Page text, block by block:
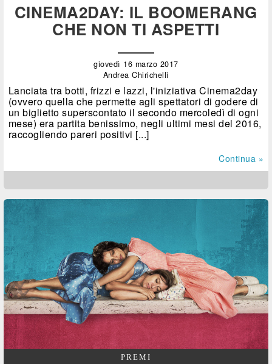
CINEMA2DAY: IL BOOMERANG
CHE NON TI ASPETTI
giovedì 16 marzo 2017
Andrea Chirichelli
Lanciata tra botti, frizzi e lazzi, l'iniziativa Cinema2day
(ovvero quella che permette agli spettatori di godere di
un biglietto superscontato il secondo mercoledì di ogni
mese) era partita benissimo, negli ultimi mesi del 2016,
raccogliendo pareri positivi [...]
Continua »
PREMI